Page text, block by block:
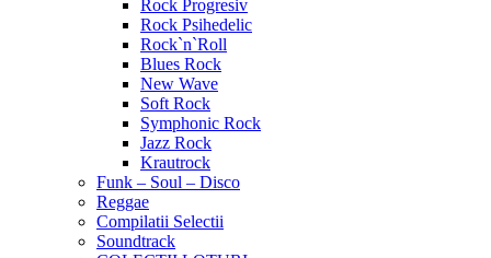
Rock Progresiv
Rock Psihedelic
Rock`n`Roll
Blues Rock
New Wave
Soft Rock
Symphonic Rock
Jazz Rock
Krautrock
Funk – Soul – Disco
Reggae
Compilatii Selectii
Soundtrack